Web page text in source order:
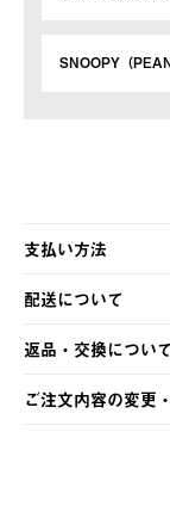
SNOOPY（
支払い方法
以下のいずれかの
・クレジットカード
・コンビニ決済
・Pay-easy決済
配送について
【発送スケジュール
ご注文・ご入金完
土日祝の発送はご
の発送となる場合
返品・交換について
※お客様都合の場合
お客様都合の返品
ご注文内容の変更
LOGOS FAMILY